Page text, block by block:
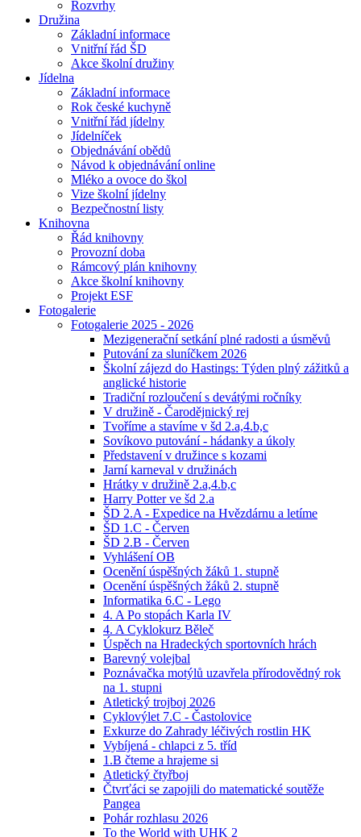
Rozvrhy
Družina
Základní informace
Vnitřní řád ŠD
Akce školní družiny
Jídelna
Základní informace
Rok české kuchyně
Vnitřní řád jídelny
Jídelníček
Objednávání obědů
Návod k objednávání online
Mléko a ovoce do škol
Vize školní jídelny
Bezpečnostní listy
Knihovna
Řád knihovny
Provozní doba
Rámcový plán knihovny
Akce školní knihovny
Projekt ESF
Fotogalerie
Fotogalerie 2025 - 2026
Mezigenerační setkání plné radosti a úsměvů
Putování za sluníčkem 2026
Školní zájezd do Hastings: Týden plný zážitků a
anglické historie
Tradiční rozloučení s devátými ročníky
V družině - Čarodějnický rej
Tvoříme a stavíme v šd 2.a,4.b,c
Sovíkovo putování - hádanky a úkoly
Představení v družince s kozami
Jarní karneval v družinách
Hrátky v družině 2.a,4.b,c
Harry Potter ve šd 2.a
ŠD 2.A - Expedice na Hvězdárnu a letíme
ŠD 1.C - Červen
ŠD 2.B - Červen
Vyhlášení OB
Ocenění úspěšných žáků 1. stupně
Ocenění úspěšných žáků 2. stupně
Informatika 6.C - Lego
4. A Po stopách Karla IV
4. A Cyklokurz Běleč
Úspěch na Hradeckých sportovních hrách
Barevný volejbal
Poznávačka motýlů uzavřela přírodovědný rok
na 1. stupni
Atletický trojboj 2026
Cyklovýlet 7.C - Častolovice
Exkurze do Zahrady léčivých rostlin HK
Vybíjená - chlapci z 5. tříd
1.B čteme a hrajeme si
Atletický čtyřboj
Čtvrťáci se zapojili do matematické soutěže
Pangea
Pohár rozhlasu 2026
To the World with UHK 2